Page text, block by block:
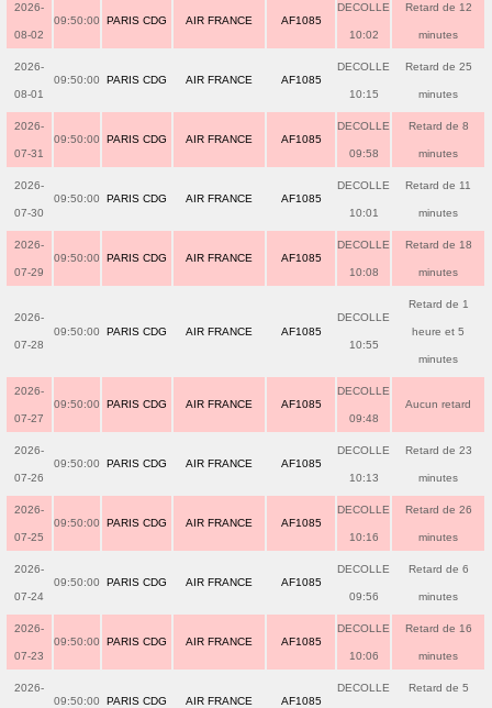
2026-
08-02
09:50:00 PARIS CDG AIR FRANCE AF1085
DECOLLE
10:02
Retard de 12
minutes
2026-
08-01
09:50:00 PARIS CDG AIR FRANCE AF1085
DECOLLE
10:15
Retard de 25
minutes
2026-
07-31
09:50:00 PARIS CDG AIR FRANCE AF1085
DECOLLE
09:58
Retard de 8
minutes
2026-
07-30
09:50:00 PARIS CDG AIR FRANCE AF1085
DECOLLE
10:01
Retard de 11
minutes
2026-
07-29
09:50:00 PARIS CDG AIR FRANCE AF1085
DECOLLE
10:08
Retard de 18
minutes
2026-
07-28
09:50:00 PARIS CDG AIR FRANCE AF1085
DECOLLE
10:55
Retard de 1
heure et 5
minutes
2026-
07-27
09:50:00 PARIS CDG AIR FRANCE AF1085
DECOLLE
09:48
Aucun retard
2026-
07-26
09:50:00 PARIS CDG AIR FRANCE AF1085
DECOLLE
10:13
Retard de 23
minutes
2026-
07-25
09:50:00 PARIS CDG AIR FRANCE AF1085
DECOLLE
10:16
Retard de 26
minutes
2026-
07-24
09:50:00 PARIS CDG AIR FRANCE AF1085
DECOLLE
09:56
Retard de 6
minutes
2026-
07-23
09:50:00 PARIS CDG AIR FRANCE AF1085
DECOLLE
10:06
Retard de 16
minutes
2026-
09:50:00 PARIS CDG AIR FRANCE AF1085
DECOLLE Retard de 5